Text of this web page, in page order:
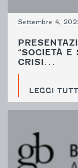
Settembre 4,
“SOCIETÀ E
CRISI…
LEGGI